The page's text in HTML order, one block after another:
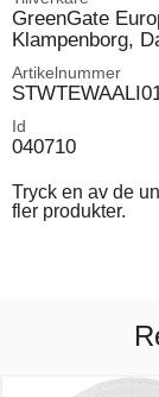
GreenGate
Klampenborg,
Artikelnummer
Id
040710
Tryck en av de
fler produkter.